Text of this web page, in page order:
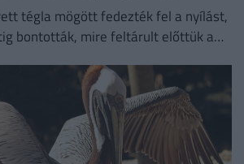
tégla mögött fedezték fel a nyílást,
bontották, mire feltárult előttük a